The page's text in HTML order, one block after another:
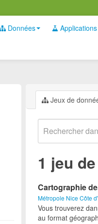
Données Applications
Jeux de
1 jeu
Cartographie
Métropole Nice Côte
Vous trouverez
au format